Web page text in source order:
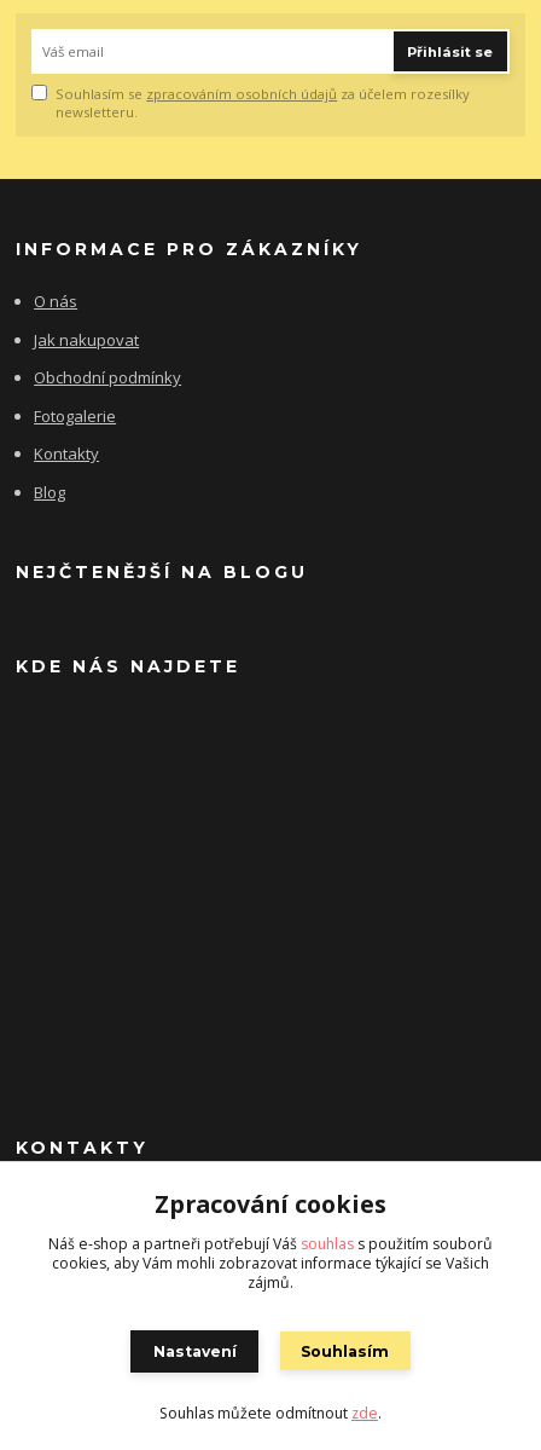
Přihlásit se
Souhlasím se zpracováním osobních údajů za účelem rozesílky
newsletteru.
INFORMACE PRO ZÁKAZNÍKY
O nás
Jak nakupovat
Obchodní podmínky
Fotogalerie
Kontakty
Blog
NEJČTENĚJŠÍ NA BLOGU
KDE NÁS NAJDETE
KONTAKTY
+420 602 260 963
jan.chrobak@seznam.cz
Vytvořeno na Eshop-rychle.cz
Zpracování cookies
Náš e-shop a partneři potřebují Váš souhlas s použitím souborů
cookies, aby Vám mohli zobrazovat informace týkající se Vašich
zájmů.
Nastavení Souhlasím
Souhlas můžete odmítnout zde.